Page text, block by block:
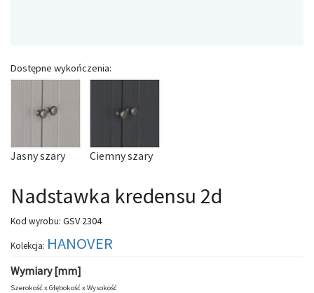
Dostępne wykończenia:
Jasny szary Ciemny szary
Nadstawka kredensu 2d
Kod wyrobu: GSV 2304
Kolekcja: HANOVER
Wymiary [mm]
Szerokość xGłębokość xWysokość